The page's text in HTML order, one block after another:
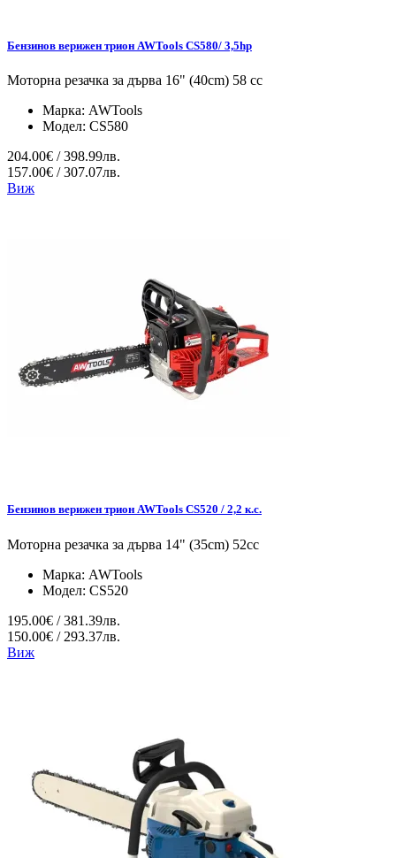
Бензинов верижен трион AWTools CS580/ 3,5hp
Моторна резачка за дърва 16" (40cm) 58 cc
Марка: AWTools
Модел: CS580
204.00€ / 398.99лв.
157.00€ / 307.07лв.
Виж
Бензинов верижен трион AWTools CS520 / 2,2 к.с.
Моторна резачка за дърва 14" (35cm) 52cc
Марка: AWTools
Модел: CS520
195.00€ / 381.39лв.
150.00€ / 293.37лв.
Виж